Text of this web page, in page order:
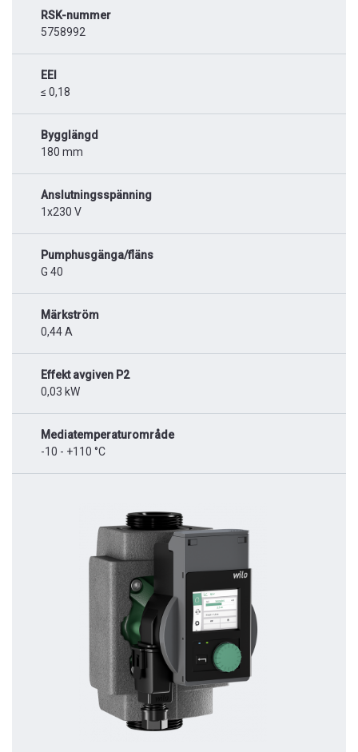
RSK-nummer
5758992
EEI
≤ 0,18
Bygglängd
180 mm
Anslutningsspänning
1x230 V
Pumphusgänga/fläns
G 40
Märkström
0,44 A
Effekt avgiven P2
0,03 kW
Mediatemperaturområde
-10 - +110 °C